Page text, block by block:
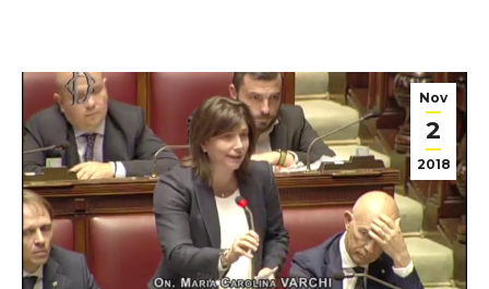
Nov
2
2018